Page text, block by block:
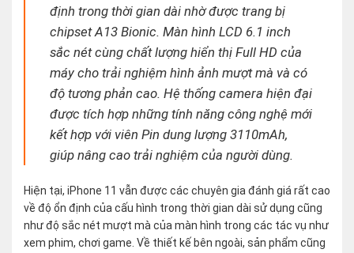
định trong thời gian dài nhờ được trang bị
chipset A13 Bionic. Màn hình LCD 6.1 inch
sắc nét cùng chất lượng hiển thị Full HD của
máy cho trải nghiệm hình ảnh mượt mà và có
độ tương phản cao. Hệ thống camera hiện đại
được tích hợp những tính năng công nghệ mới
kết hợp với viên Pin dung lượng 3110mAh,
giúp nâng cao trải nghiệm của người dùng.
Hiện tại, iPhone 11 vẫn được các chuyên gia đánh giá rất cao
về độ ổn định của cấu hình trong thời gian dài sử dụng cũng
như độ sắc nét mượt mà của màn hình trong các tác vụ như
xem phim, chơi game. Về thiết kế bên ngoài, sản phẩm cũng